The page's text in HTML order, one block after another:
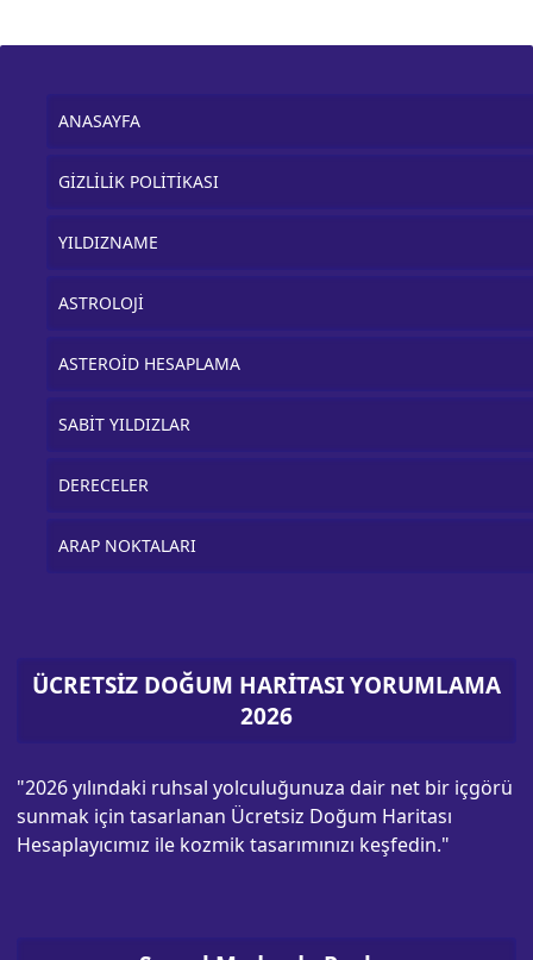
ANASAYFA
GİZLİLİK POLİTİKASI
YILDIZNAME
ASTROLOJİ
ASTEROİD HESAPLAMA
SABİT YILDIZLAR
DERECELER
ARAP NOKTALARI
ÜCRETSİZ DOĞUM HARİTASI YORUMLAMA
2026
"2026 yılındaki ruhsal yolculuğunuza dair net bir içgörü
sunmak için tasarlanan Ücretsiz Doğum Haritası
Hesaplayıcımız ile kozmik tasarımınızı keşfedin."